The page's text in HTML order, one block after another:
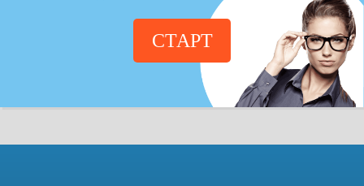
СТАРТ